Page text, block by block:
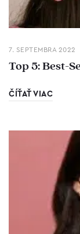
7. SEPTEMBRA 2022
Top 5: Best-
ČÍŤAŤ VIAC